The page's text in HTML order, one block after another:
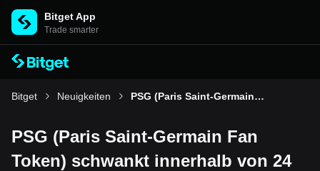
Bitget App
Trade smarter
Bitget Neuigkeiten PSG (Paris Saint-Germain Fan Token) schwankt innerhalb von 24 Stunden um 57,2 %: Nach Champions-League-Halbfinal-Tor getriebenem Anstieg schnelle Korrektur
PSG (Paris Saint-Germain Fan
Token) schwankt innerhalb von 24